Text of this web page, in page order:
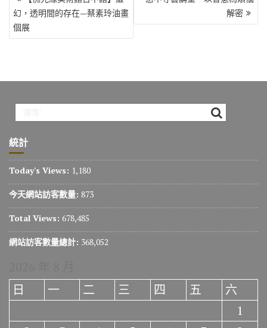
章
導
覽
幻，透明間的存在—蔡素玲油畫
個展
解密
統計
Today's Views: 1,180
今天網站訪客數量: 873
Total Views: 678,485
網站訪客數量總計: 368,052
日
一 二 三 四 五
六
1